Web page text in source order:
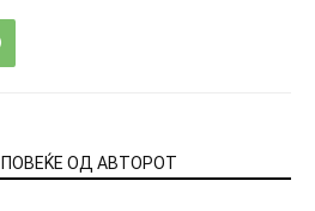
ПОВЕЌЕ ОД АВТОРОТ